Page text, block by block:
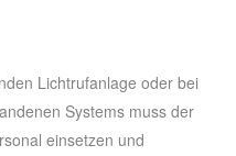
Lichtrufanlage oder bei
Systems muss der
einsetzen und